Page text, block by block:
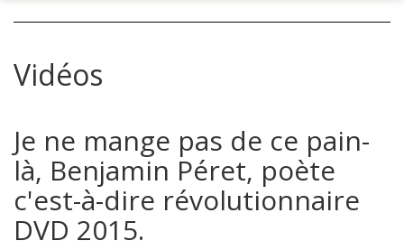
Vidéos
Je ne mange pas de ce pain-
là, Benjamin Péret, poète
c'est-à-dire révolutionnaire
DVD 2015.